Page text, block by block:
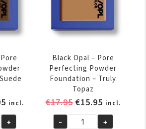
aantal
Huidige
prijs
is:
incl.
+
Black Opal – Pore
Perfecting Powder
Foundation – Truly
Topaz
€17.95 Oorspronkelijke
was:
€15.95Huidige
prijs
is:
incl.
- +